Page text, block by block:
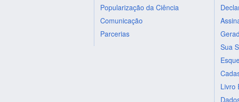
Popularização da Ciência
Comunicação
Parcerias
Sua
Livro